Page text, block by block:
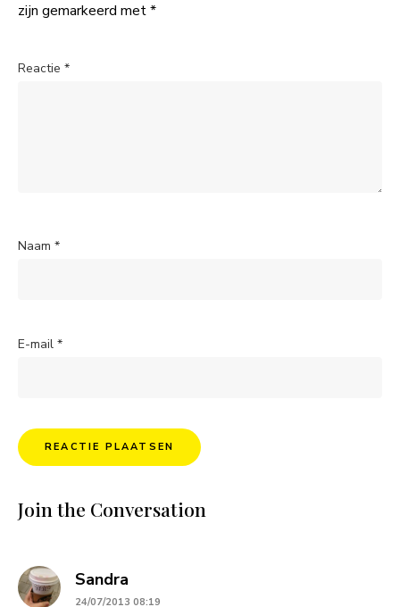
zijn gemarkeerd met*
Reactie *
Naam *
E-mail *
Join the Conversation
Sandra
24/07/2013 08:19